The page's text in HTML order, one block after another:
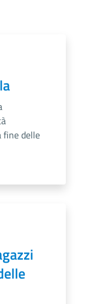
fine delle